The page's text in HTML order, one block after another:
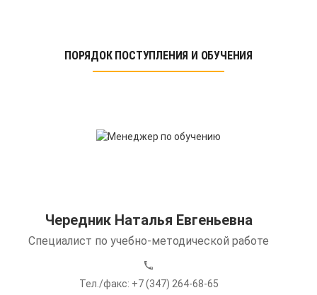
ПОРЯДОК ПОСТУПЛЕНИЯ И ОБУЧЕНИЯ
Чередник Наталья Евгеньевна
Специалист по учебно-методической работе
Тел./факс: +7 (347) 264-68-65